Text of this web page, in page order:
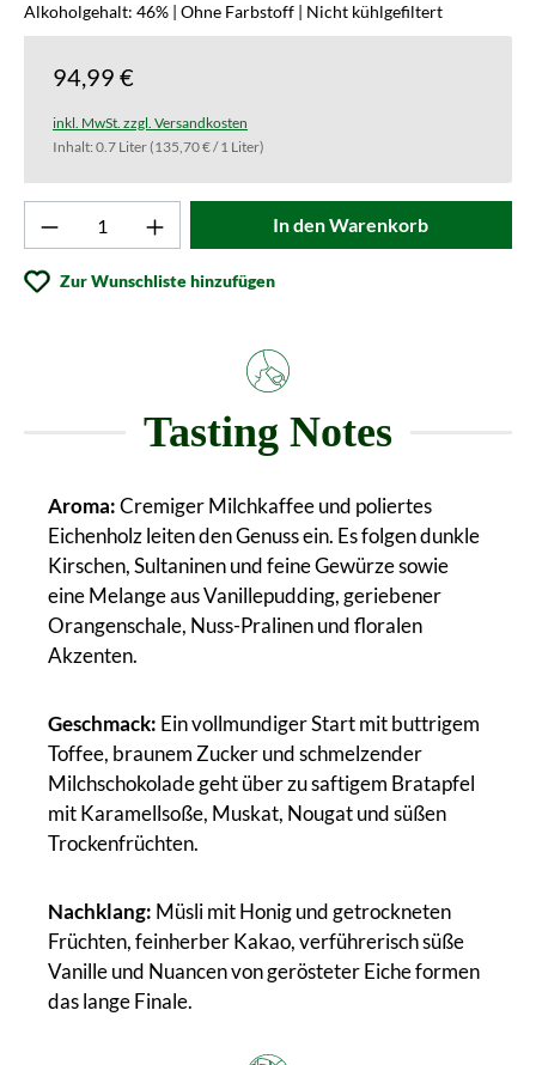
Alkoholgehalt: 46% | Ohne Farbstoff | Nicht kühlgefiltert
94,99 €
inkl. MwSt. zzgl. Versandkosten
Inhalt: 0.7 Liter(135,70 € / 1 Liter)
Produkt Anzahl: Gib den gewünschten
In den Warenkorb
Zur Wunschliste hinzufügen
Tasting Notes
Aroma:Cremiger Milchkaffee und poliertes
Eichenholz leiten den Genuss ein. Es folgen dunkle
Kirschen, Sultaninen und feine Gewürze sowie
eine Melange aus Vanillepudding, geriebener
Orangenschale, Nuss-Pralinen und floralen
Akzenten.
Geschmack: Ein vollmundiger Start mit buttrigem
Toffee, braunem Zucker und schmelzender
Milchschokolade geht über zu saftigem Bratapfel
mit Karamellsoße, Muskat, Nougat und süßen
Trockenfrüchten.
Nachklang: Müsli mit Honig und getrockneten
Früchten, feinherber Kakao, verführerisch süße
Vanille und Nuancen von gerösteter Eiche formen
das lange Finale.